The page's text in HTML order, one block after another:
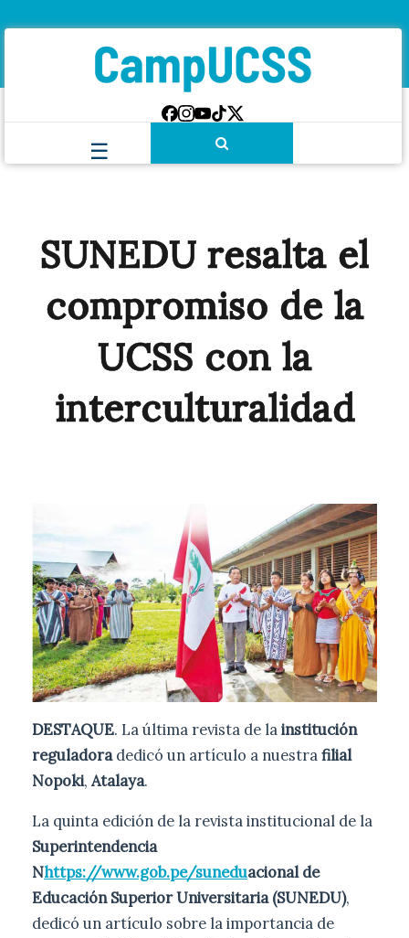
SUNEDU resalta el
compromiso de la
UCSS con la
interculturalidad
DESTAQUE. La última revista de lainstitución
reguladoradedicó un artículo a nuestrafilial
Nopoki, Atalaya.
La quinta edición de la revista institucional de la
Superintendencia
Nhttps://www.gob.pe/suneduacional de
Educación Superior Universitaria (SUNEDU),
dedicó un artículo sobre la importancia de